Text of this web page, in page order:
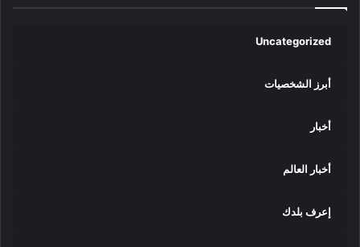
Uncategorized
أبرز الشخصيات
أخبار
أخبار العالم
إعرف بلدك